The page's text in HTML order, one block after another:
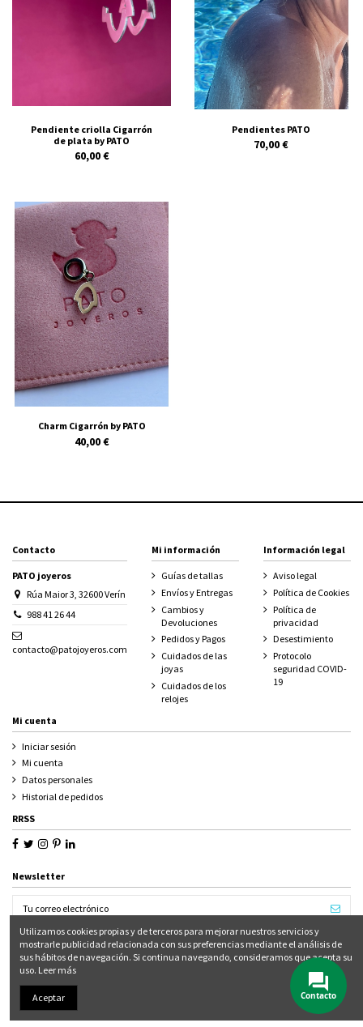
Pendiente criolla Cigarrón
de plata by PATO
60,00 €
Pendientes PATO
70,00 €
Charm Cigarrón by PATO
40,00 €
Contacto
PATO joyeros
Rúa Maior 3, 32600 Verín
988 41 26 44
contacto@patojoyeros.com
Mi información
Guías de tallas
Envíos y Entregas
Cambios y
Devoluciones
Pedidos y Pagos
Cuidados de las
joyas
Cuidados de los
relojes
Información legal
Aviso legal
Política de Cookies
Política de
privacidad
Desestimiento
Protocolo
seguridad COVID-
19
Mi cuenta
Iniciar sesión
Mi cuenta
Datos personales
Historial de pedidos
RRSS
Newsletter
Utilizamos cookies propias y de terceros para mejorar nuestros servicios y
mostrarle publicidad relacionada con sus preferencias mediante el análisis de
sus hábitos de navegación. Si continua navegando, consideramos que acepta su
uso. Leer más
Aceptar Contacto